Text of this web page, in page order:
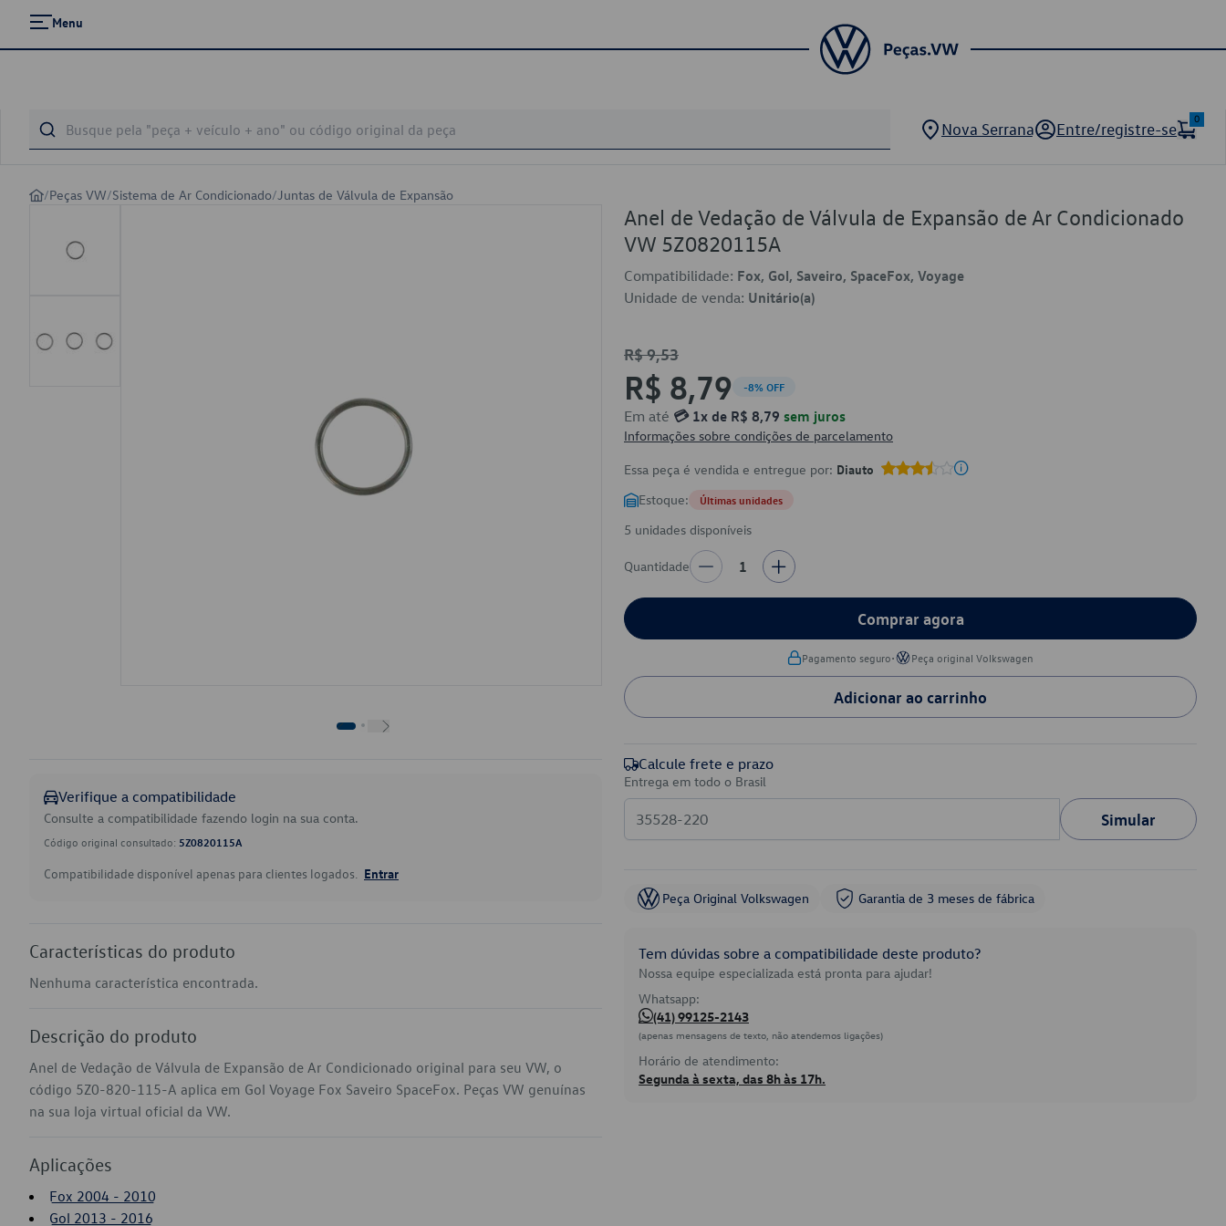
Menu
Nova Serrana Entre/registre-se
0
/Peças VW/Sistema de Ar Condicionado/Juntas de Válvula de Expansão
Verifique a compatibilidade
Consulte a compatibilidade fazendo login na sua conta.
Código original consultado: 5Z0820115A
Compatibilidade disponível apenas para clientes logados. Entrar
Características do produto
Nenhuma característica encontrada.
Descrição do produto
Anel de Vedação de Válvula de Expansão de Ar Condicionado original para seu VW, o
código 5Z0-820-115-A aplica em Gol Voyage Fox Saveiro SpaceFox. Peças VW genuínas
na sua loja virtual oficial da VW.
Aplicações
Fox 2004 - 2010
Gol 2013 - 2016
Anel de Vedação de Válvula de Expansão de Ar Condicionado
VW 5Z0820115A
Compatibilidade: Fox, Gol, Saveiro, SpaceFox, Voyage
Unidade de venda: Unitário(a)
R$ 9,53
R$ 8,79 -8% OFF
Em até 💳 1x de R$ 8,79 sem juros
Informações sobre condições de parcelamento
Essa peça é vendida e entregue por: Diauto
Estoque: Últimas unidades
5 unidades disponíveis
Quantidade 1
Comprar agora
Pagamento seguro• Peça original Volkswagen
Adicionar ao carrinho
Calcule frete e prazo
Entrega em todo o Brasil
Simular
Peça Original Volkswagen Garantia de 3 meses de fábrica
Tem dúvidas sobre a compatibilidade deste produto?
Nossa equipe especializada está pronta para ajudar!
Whatsapp:
(41) 99125-2143
(apenas mensagens de texto, não atendemos ligações)
Horário de atendimento:
Segunda à sexta, das 8h às 17h.